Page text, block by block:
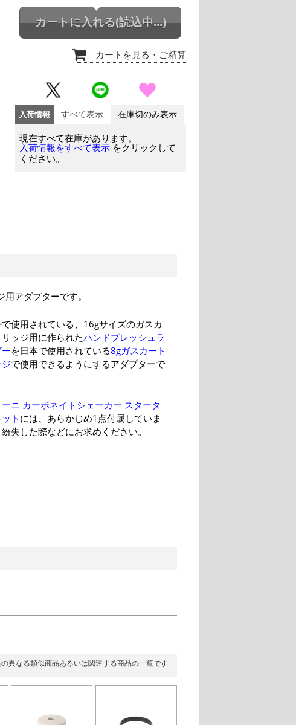
カートに入れる(読込中...)
カートを見る ・ご精算
入荷情報 すべて表示 在庫切のみ表示
現在すべて在庫があります。
入荷情報をすべて表示 をクリックして
ください。
アダプターです。
使用されている、16gサイズのガスカ
ッジ用に作られたハンドプレッシュラ
を日本で使用されている8gガスカート
で使用できるようにするアダプターで
ニ カーボネイトシェーカー スタータ
ト には、あらかじめ1点付属していま
失した際などにお求めください。
異なる類似商品あるいは関連する商品の一覧です